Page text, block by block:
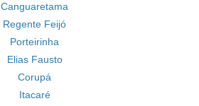
Canguaretama
Regente Feijó
Porteirinha
Elias Fausto
Corupá
Itacaré